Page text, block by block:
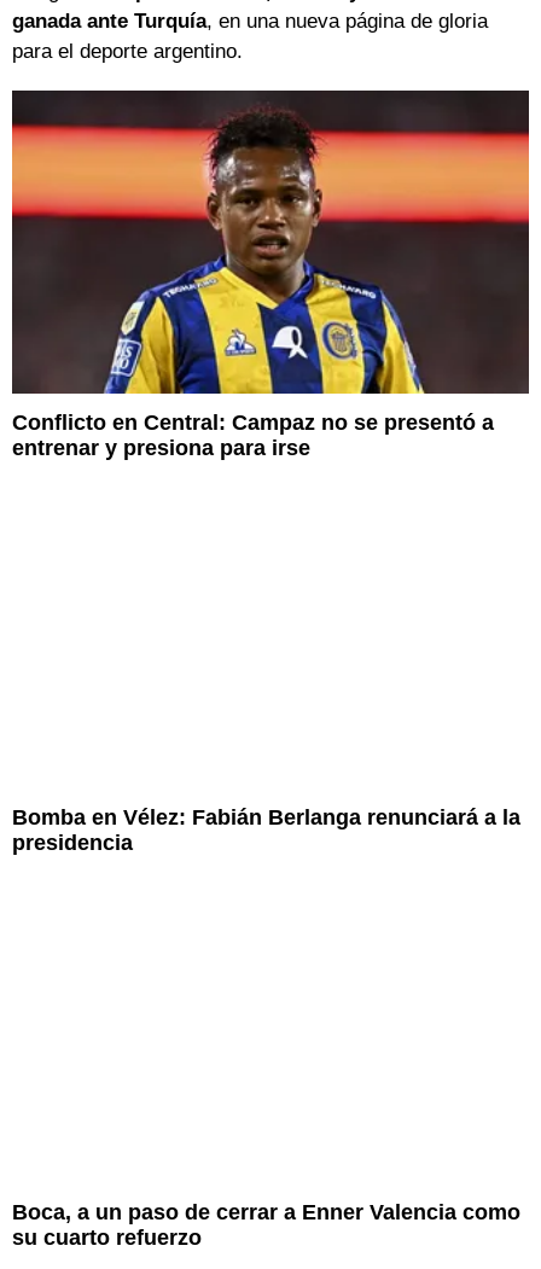
ganada ante Turquía, en una nueva página de gloria
para el deporte argentino.
Conflicto en Central: Campaz no se presentó a
entrenar y presiona para irse
Bomba en Vélez: Fabián Berlanga renunciará a la
presidencia
Boca, a un paso de cerrar a Enner Valencia como
su cuarto refuerzo